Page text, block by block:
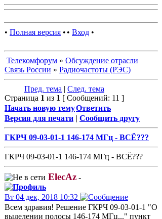
• Полная версия • • Вход •
Телекомфорум » Обсуждение отрасли
Связь России » Радиочастоты (РЭС)
Пред. тема | След. тема
Страница 1 из 1 [ Сообщений: 11 ]
Начать новую темуОтветить
Версия для печати | Сообщить другу
ГКРЧ 09-03-01-1 146-174 МГц - ВСЁ???
ГКРЧ 09-03-01-1 146-174 МГц - ВСЁ???
ElecAz -
Вт 04 дек, 2018 10:32
Всем здравия! Решение ГКРЧ 09-03-01-1 "О
выделении полосы 146-174 МГц..." пункт